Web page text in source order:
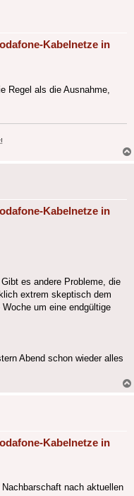
Kabelnetze in
Regel als die Ausnahme,
Kabelnetze in
es andere Probleme, die
extrem skeptisch dem
um eine endgültige
Abend schon wieder alles
Kabelnetze in
nach aktuellen